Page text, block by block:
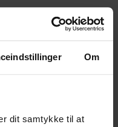
Om
dit samtykke til at
Built for
they have the
sit at a desk – also